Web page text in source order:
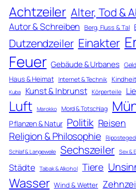
Achtzeiler Alter, Tod &
Autor & Schreiben Berg, Fluss & Tal
Dutzendzeiler Einakter
Feuer Gebäude & Urbanes
Haus & Heimat Internet & Technik
Kuba Kunst & Inbrunst Körperteile
Luft Marokko Mord & Totschlag
Pflanzen & Natur Politik Reisen
Religion & Philosophie
Schlaf & Langeweile Sechszeiler Sex &
Städte Tabak & Alkohol Tiere
Wasser Wind & Wetter